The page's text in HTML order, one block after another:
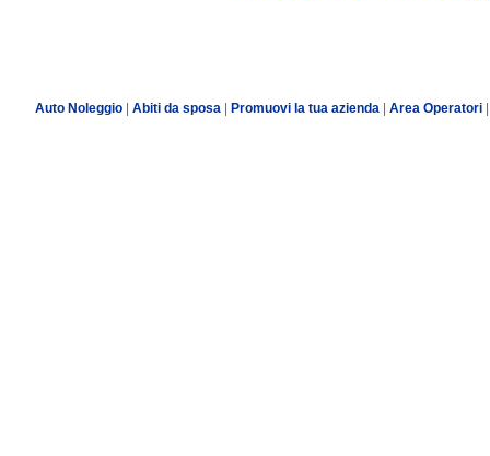
Auto Noleggio| Abiti da sposa| Promuovi la tua azienda Area Operatori